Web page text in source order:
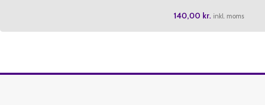
140,00 kr. inkl. moms